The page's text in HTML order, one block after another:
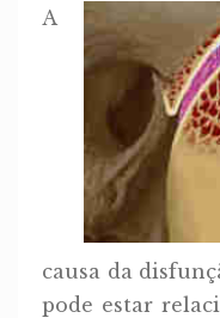
A
causa da
pode estar